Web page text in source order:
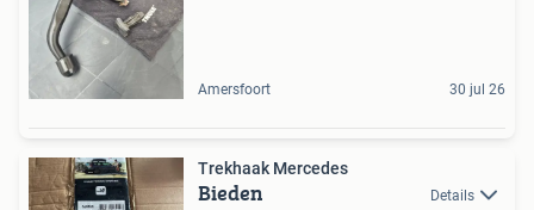
Amersfoort 30 jul 26
Trekhaak Mercedes
Bieden Details